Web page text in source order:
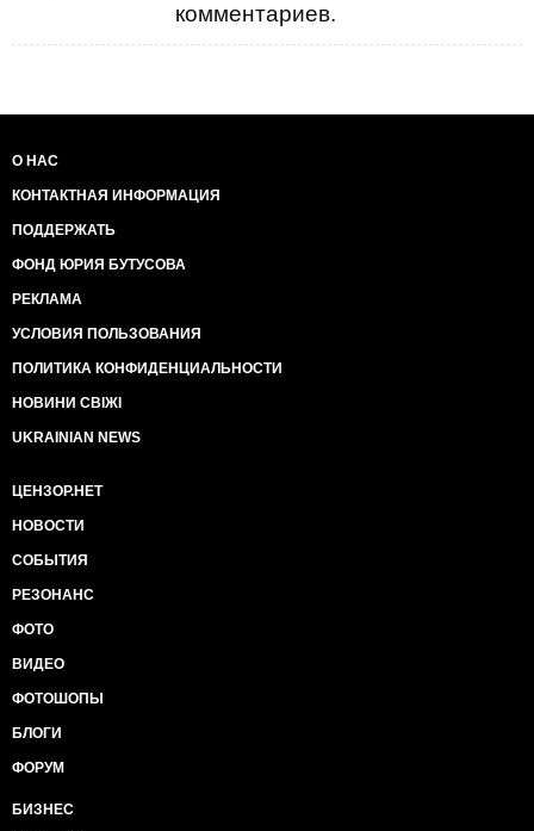
комментариев.
О НАС
КОНТАКТНАЯ ИНФОРМАЦИЯ
ПОДДЕРЖАТЬ
ФОНД ЮРИЯ БУТУСОВА
РЕКЛАМА
УСЛОВИЯ ПОЛЬЗОВАНИЯ
ПОЛИТИКА КОНФИДЕНЦИАЛЬНОСТИ
НОВИНИ СВІЖІ
UKRAINIAN NEWS
ЦЕНЗОР.НЕТ
НОВОСТИ
СОБЫТИЯ
РЕЗОНАНС
ФОТО
ВИДЕО
ФОТОШОПЫ
БЛОГИ
ФОРУМ
БИЗНЕС